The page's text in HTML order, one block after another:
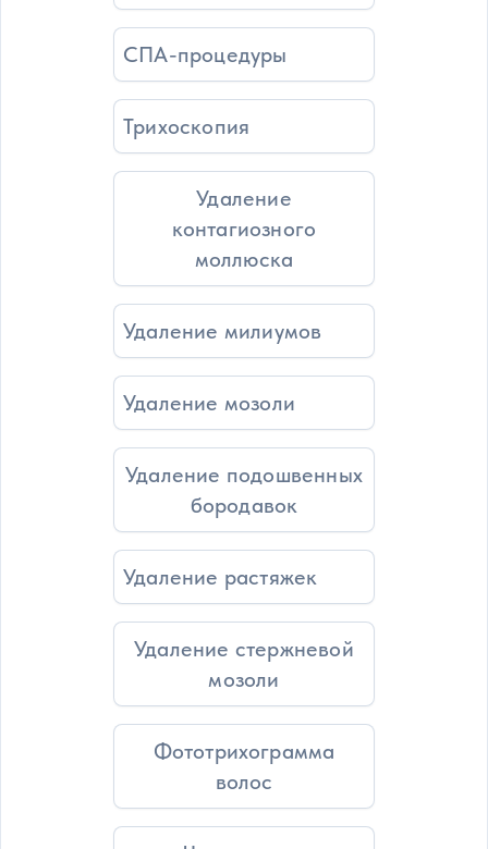
СПА-процедуры
Трихоскопия
Удаление
контагиозного
моллюска
Удаление милиумов
Удаление мозоли
Удаление подошвенных
бородавок
Удаление растяжек
Удаление стержневой
мозоли
Фототрихограмма
волос